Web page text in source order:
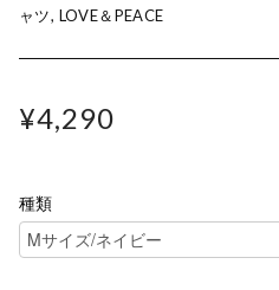
ャツ, LOVE＆PEACE
¥4,290
種類